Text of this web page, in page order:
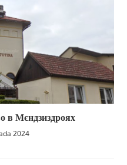
в Мєндзиздроях
2024